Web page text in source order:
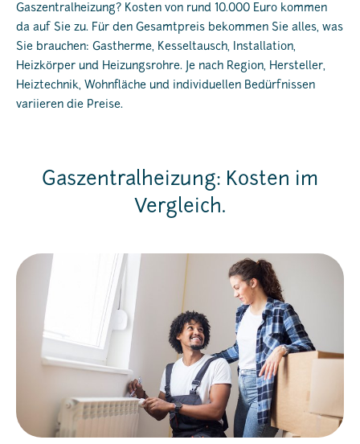
Gaszentralheizung? Kosten von rund 10.000 Euro kommen
da auf Sie zu. Für den Gesamtpreis bekommen Sie alles, was
Sie brauchen: Gastherme, Kesseltausch, Installation,
Heizkörper und Heizungsrohre. Je nach Region, Hersteller,
Heiztechnik, Wohnfläche und individuellen Bedürfnissen
variieren die Preise.
Gaszentralheizung: Kosten im
Vergleich.